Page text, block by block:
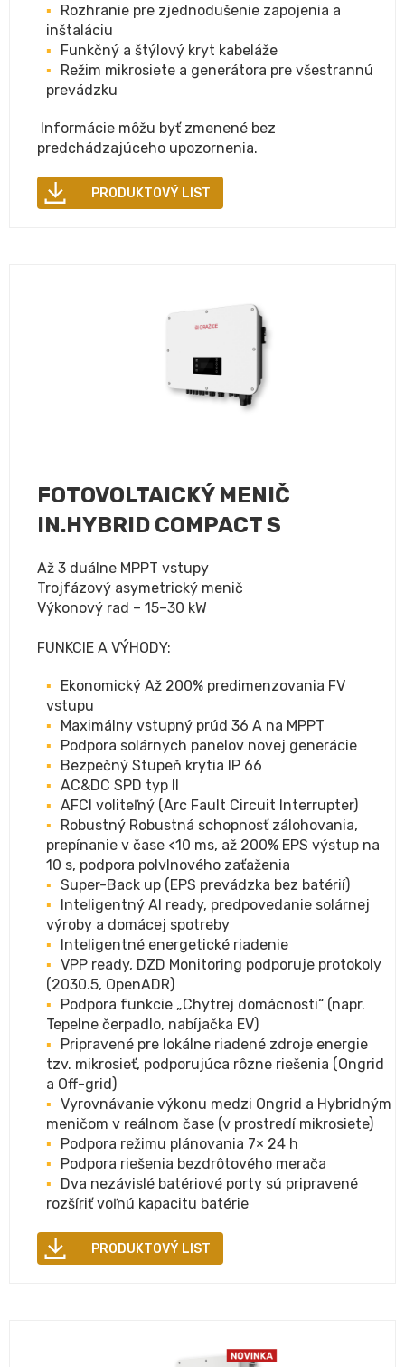
Rozhranie pre zjednodušenie zapojenia a
inštaláciu
Funkčný a štýlový kryt kabeláže
Režim mikrosiete a generátora pre všestrannú
prevádzku
Informácie môžu byť zmenené bez
predchádzajúceho upozornenia.
PRODUKTOVÝ LIST
FOTOVOLTAICKÝ MENIČ
IN.HYBRID COMPACT S
Až 3 duálne MPPT vstupy
Trojfázový asymetrický menič
Výkonový rad – 15–30 kW
FUNKCIE A VÝHODY:
Ekonomický Až 200% predimenzovania FV
vstupu
Maximálny vstupný prúd 36 A na MPPT
Podpora solárnych panelov novej generácie
Bezpečný Stupeň krytia IP 66
AC&DC SPD typ II
AFCI voliteľný (Arc Fault Circuit Interrupter)
Robustný Robustná schopnosť zálohovania,
prepínanie v čase <10 ms, až 200% EPS výstup na
10 s, podpora polvlnového zaťaženia
Super-Back up (EPS prevádzka bez batérií)
Inteligentný AI ready, predpovedanie solárnej
výroby a domácej spotreby
Inteligentné energetické riadenie
VPP ready, DZD Monitoring podporuje protokoly
(2030.5, OpenADR)
Podpora funkcie „Chytrej domácnosti“ (napr.
Tepelne čerpadlo, nabíjačka EV)
Pripravené pre lokálne riadené zdroje energie
tzv. mikrosieť, podporujúca rôzne riešenia (Ongrid
a Off-grid)
Vyrovnávanie výkonu medzi Ongrid a Hybridným
meničom v reálnom čase (v prostredí mikrosiete)
Podpora režimu plánovania 7× 24 h
Podpora riešenia bezdrôtového merača
Dva nezávislé batériové porty sú pripravené
rozšíriť voľnú kapacitu batérie
PRODUKTOVÝ LIST